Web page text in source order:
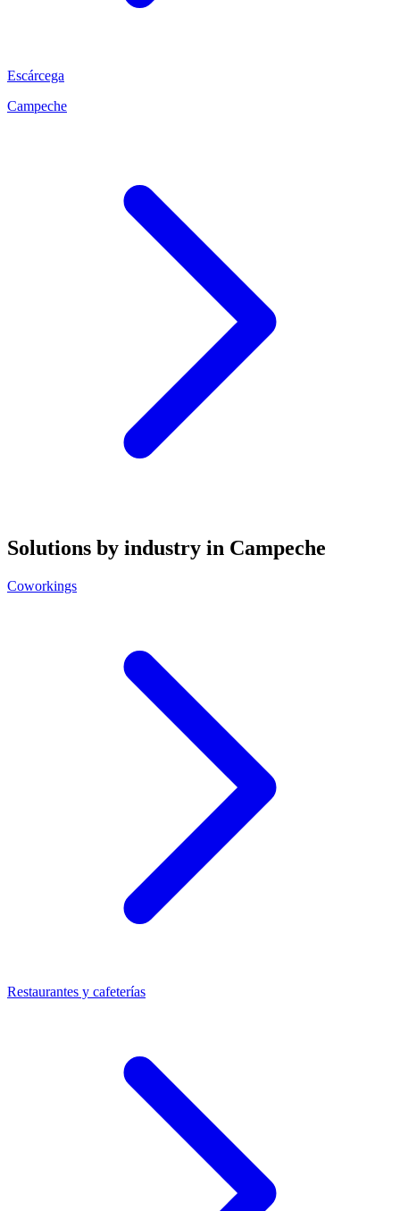
Escárcega
Campeche
Solutions by industry in Campeche
Coworkings
Restaurantes y cafeterías